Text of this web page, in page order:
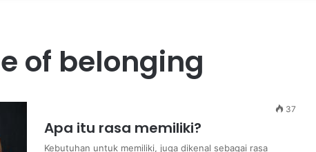
of belonging
37
Apa itu rasa memiliki?
Kebutuhan untuk memiliki, juga dikenal sebagai rasa